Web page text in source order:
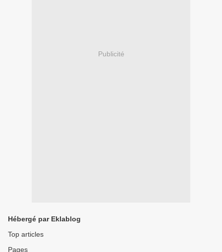
Publicité
Hébergé par Eklablog
Top articles
Pages